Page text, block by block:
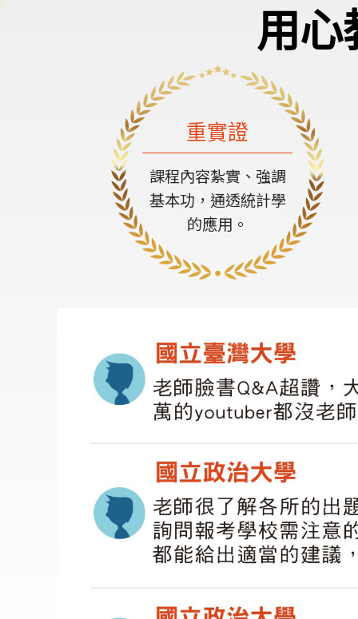
用心
重實證
課程內容紮實、強調
基本功，通透統計學
的應用。